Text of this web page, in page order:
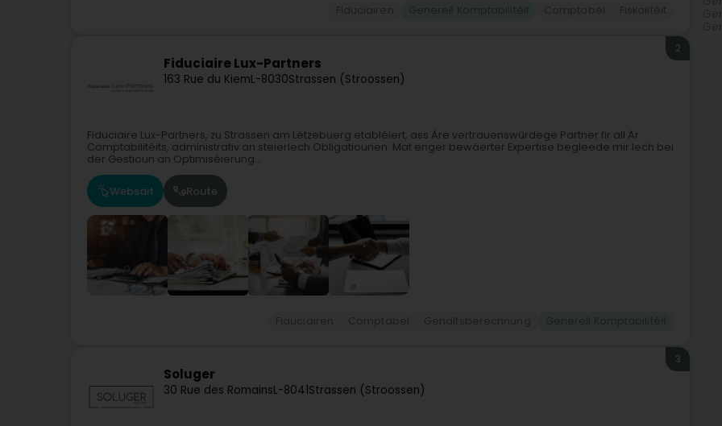
Fiduciaire Lux-Partners
163 Rue du KiemL-8030Strassen (Stroossen)
2
Fiduciaire Lux-Partners, zu Strassen am Lëtzebuerg etabléiert, ass Äre vertrauenswürdege Partner fir all Är
Comptabilitéits, administrativ an steierlech Obligatiounen. Mat enger bewäerter Expertise begleede mir Iech bei
der Gestioun an Optimiséierung...
Websäit Route
Soluger
30 Rue des RomainsL-8041Strassen (Stroossen)
3